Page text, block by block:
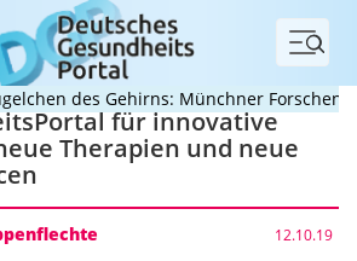
Menü
des Gehirns: Münchner
für innovative
Therapien und neue
12.10.19